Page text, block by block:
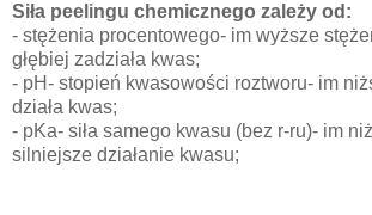
Siła peelingu chemicznego zależy od:
- stężenia procentowego- im wyższe
głębiej zadziała kwas;
- pH- stopień kwasowości roztworu- im
działa kwas;
- pKa- siła samego kwasu (bez r-ru)- im
silniejsze działanie kwasu;